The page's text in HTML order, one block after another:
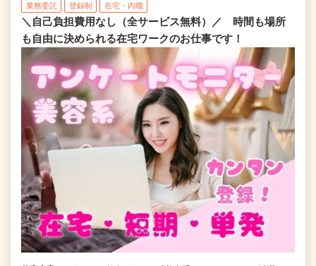
業務委託 登録制 在宅・内職
＼自己負担費用なし（全サービス無料）／ 時間も場所
も自由に決められる在宅ワークのお仕事です！